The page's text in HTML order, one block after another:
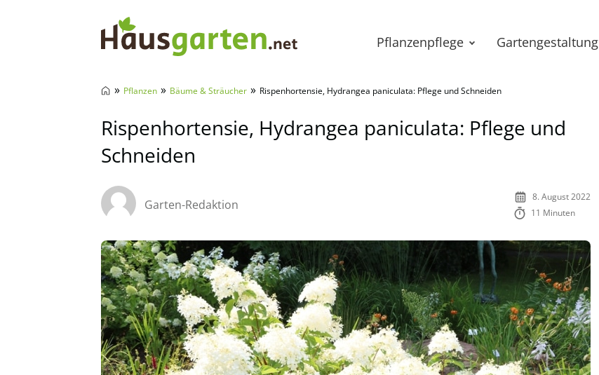
Pflanzenpflege Gartengestaltung
» Pflanzen » Bäume & Sträucher » Rispenhortensie, Hydrangea paniculata: Pflege und Schneiden
Rispenhortensie, Hydrangea paniculata: Pflege und
Schneiden
Garten-Redaktion
8. August 2022
11 Minuten